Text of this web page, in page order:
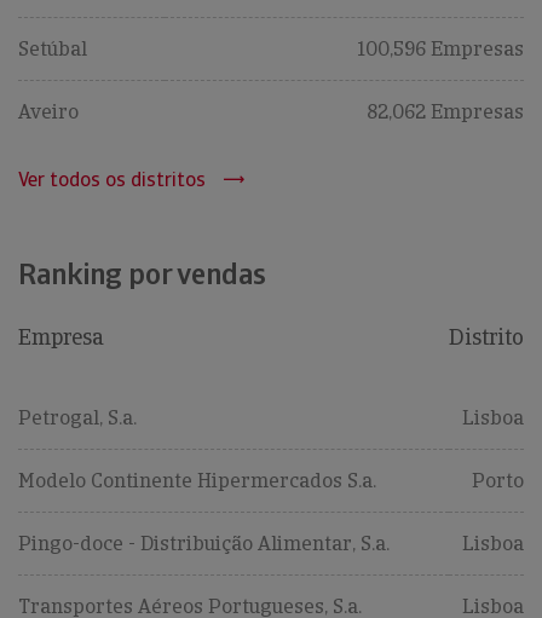
Setúbal 100,596 Empresas
Aveiro 82,062 Empresas
Ver todos os distritos
Ranking por vendas
Empresa Distrito
Petrogal, S.a. Lisboa
Modelo Continente Hipermercados S.a. Porto
Pingo-doce - Distribuição Alimentar, S.a. Lisboa
Transportes Aéreos Portugueses, S.a. Lisboa